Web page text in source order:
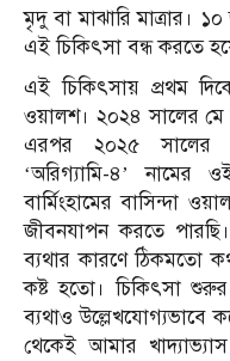
মৃদু বা মাঝারি মাত্রার।
এই চিকিৎসা বন্ধ করতে
এই চিকিৎসায় প্রথম
ওয়ালশ। ২০২৪ সালের মে
এরপর ২০২৫ সালের
‘অরিগ্যামি-৪’ নামের
বার্মিংহামের বাসিন্দা
জীবনযাপন করতে
ব্যথার কারণে ঠিকমতো
কষ্ট হতো। চিকিৎসা
ব্যথাও উল্লেখযোগ্যভাবে
থেকেই আমার